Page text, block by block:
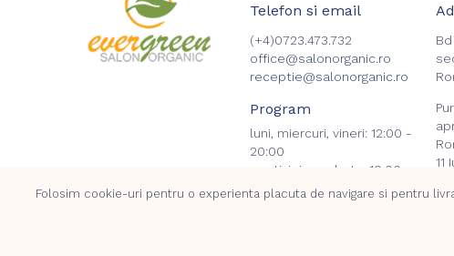
Telefon si email
(+4)0723.473.732
office@salonorganic.ro
receptie@salonorganic.ro
Program
luni, miercuri, vineri: 12:00 -
20:00
marti, joi, sambata: 10:00 -
18:00
Bd
11
Folosim cookie-uri pentru o experienta placuta de navigare si pentru